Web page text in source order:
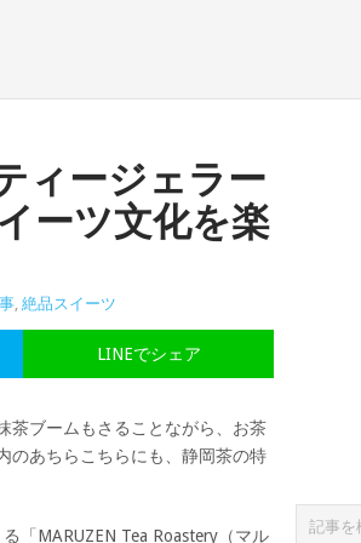
ィージェラー
ーツ文化を楽
, 絶品スイーツ
LINEでシェア
茶ブームもさることながら、お茶
のあちらこちらにも、静岡茶の特
「MARUZEN Tea Roastery（マル